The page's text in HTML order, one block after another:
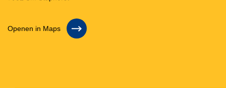
Openen in Maps